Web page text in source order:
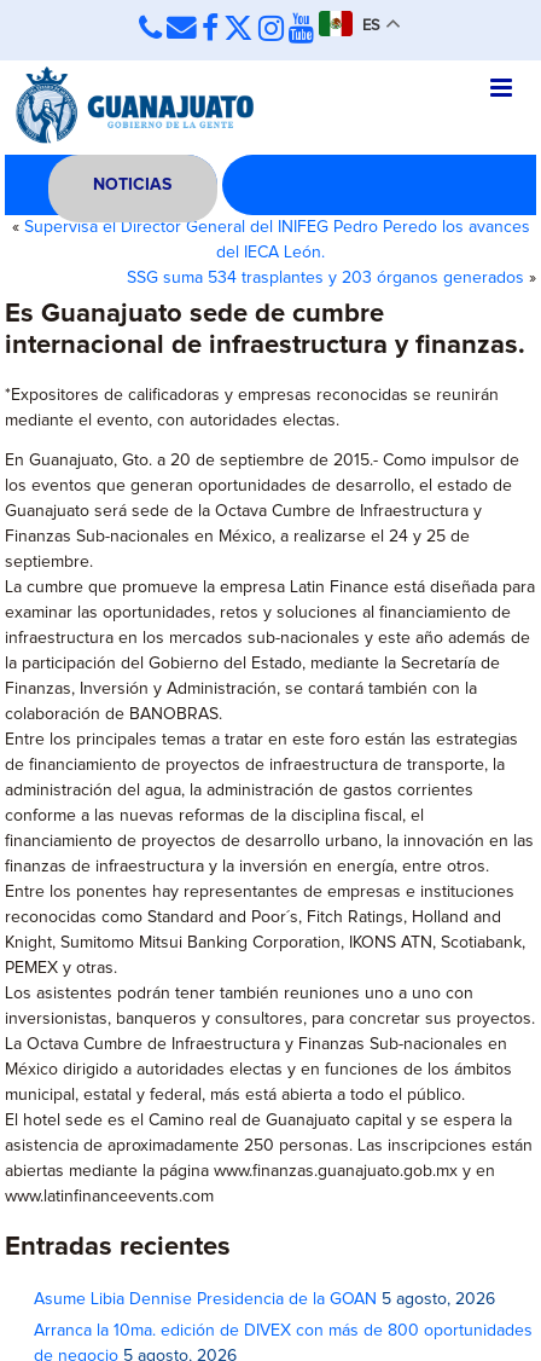
ES
NOTICIAS
« Supervisa el Director General del INIFEG Pedro Peredo los avances
del IECA León.
SSG suma 534 trasplantes y 203 órganos generados »
Es Guanajuato sede de cumbre
internacional de infraestructura y finanzas.
*Expositores de calificadoras y empresas reconocidas se reunirán
mediante el evento, con autoridades electas.
En Guanajuato, Gto. a 20 de septiembre de 2015.- Como impulsor de
los eventos que generan oportunidades de desarrollo, el estado de
Guanajuato será sede de la Octava Cumbre de Infraestructura y
Finanzas Sub-nacionales en México, a realizarse el 24 y 25 de
septiembre.
La cumbre que promueve la empresa Latin Finance está diseñada para
examinar las oportunidades, retos y soluciones al financiamiento de
infraestructura en los mercados sub-nacionales y este año además de
la participación del Gobierno del Estado, mediante la Secretaría de
Finanzas, Inversión y Administración, se contará también con la
colaboración de BANOBRAS.
Entre los principales temas a tratar en este foro están las estrategias
de financiamiento de proyectos de infraestructura de transporte, la
administración del agua, la administración de gastos corrientes
conforme a las nuevas reformas de la disciplina fiscal, el
financiamiento de proyectos de desarrollo urbano, la innovación en las
finanzas de infraestructura y la inversión en energía, entre otros.
Entre los ponentes hay representantes de empresas e instituciones
reconocidas como Standard and Poor´s, Fitch Ratings, Holland and
Knight, Sumitomo Mitsui Banking Corporation, IKONS ATN, Scotiabank,
PEMEX y otras.
Los asistentes podrán tener también reuniones uno a uno con
inversionistas, banqueros y consultores, para concretar sus proyectos.
La Octava Cumbre de Infraestructura y Finanzas Sub-nacionales en
México dirigido a autoridades electas y en funciones de los ámbitos
municipal, estatal y federal, más está abierta a todo el público.
El hotel sede es el Camino real de Guanajuato capital y se espera la
asistencia de aproximadamente 250 personas. Las inscripciones están
abiertas mediante la página www.finanzas.guanajuato.gob.mx y en
www.latinfinanceevents.com
Entradas recientes
Asume Libia Dennise Presidencia de la GOAN 5 agosto, 2026
Arranca la 10ma. edición de DIVEX con más de 800 oportunidades
de negocio 5 agosto, 2026